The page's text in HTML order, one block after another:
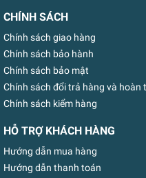
CHÍNH SÁCH
Chính sách giao hàng
Chính sách bảo hành
Chính sách bảo mật
Chính sách đổi trả hàng và hoàn
Chính sách kiểm hàng
HỖ TRỢ KHÁCH HÀNG
Hướng dẫn mua hàng
Hướng dẫn thanh toán